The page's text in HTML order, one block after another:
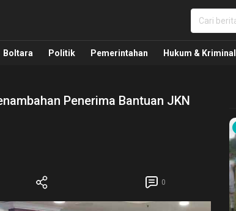
Pemerintahan, Hukum Kriminal dan Nasional
Boltara Politik Pemerintahan Hukum & Kriminal
Penerima Bantuan JKN
0